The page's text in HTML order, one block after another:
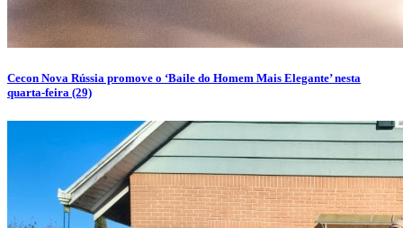
Cecon Nova Rússia promove o ‘Baile do Homem Mais Elegante’ nesta
quarta-feira (29)